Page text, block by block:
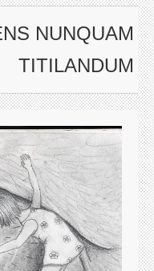
NUNQUAM
TITILANDUM